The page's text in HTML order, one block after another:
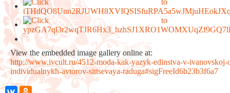
View the embedded image gallery online at:
http://www.ivcult.ru/4512-moda-kak-yazyk-edinstva-v-
individualnykh-avtorov-sittsevaya-raduga#sigFreeId6b23b3f6a7